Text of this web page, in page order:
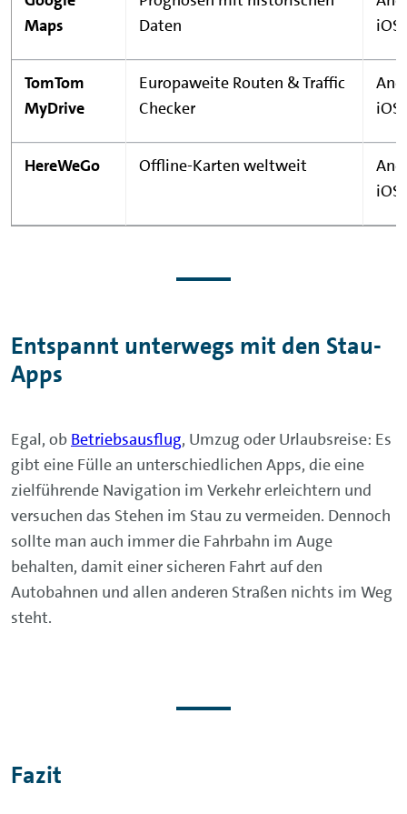
Maps
Daten
iOS
TomTom
MyDrive
Europaweite Routen & Traffic
Checker
iOS
HereWeGo Offline-Karten weltweit
iOS
Entspannt unterwegs mit den Stau-
Apps
Egal, ob Betriebsausflug, Umzug oder Urlaubsreise: Es
gibt eine Fülle an unterschiedlichen Apps, die eine
zielführende Navigation im Verkehr erleichtern und
versuchen das Stehen im Stau zu vermeiden. Dennoch
sollte man auch immer die Fahrbahn im Auge
behalten, damit einer sicheren Fahrt auf den
Autobahnen und allen anderen Straßen nichts im Weg
steht.
Fazit